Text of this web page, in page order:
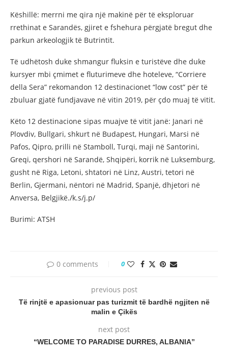
Këshillë: merrni me qira një makinë për të eksploruar
rrethinat e Sarandës, gjiret e fshehura përgjatë bregut dhe
parkun arkeologjik të Butrintit.
Të udhëtosh duke shmangur fluksin e turistëve dhe duke
kursyer mbi çmimet e fluturimeve dhe hoteleve, “Corriere
della Sera” rekomandon 12 destinacionet “low cost” për të
zbuluar gjatë fundjavave në vitin 2019, për çdo muaj të vitit.
Këto 12 destinacione sipas muajve të vitit janë: Janari në
Plovdiv, Bullgari, shkurt në Budapest, Hungari, Marsi në
Pafos, Qipro, prilli në Stamboll, Turqi, maji në Santorini,
Greqi, qershori në Sarandë, Shqipëri, korrik në Luksemburg,
gusht në Riga, Letoni, shtatori në Linz, Austri, tetori në
Berlin, Gjermani, nëntori në Madrid, Spanjë, dhjetori në
Anversa, Belgjikë./k.s/j.p/
Burimi: ATSH
0 comments 0
previous post
Të rinjtë e apasionuar pas turizmit të bardhë ngjiten në
malin e Çikës
next post
“WELCOME TO PARADISE DURRES, ALBANIA”